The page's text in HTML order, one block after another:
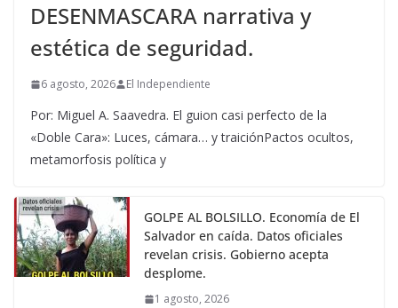
DESENMASCARA narrativa y
estética de seguridad.
6 agosto, 2026 El Independiente
Por: Miguel A. Saavedra. El guion casi perfecto de la
«Doble Cara»: Luces, cámara… y traiciónPactos ocultos,
metamorfosis política y
GOLPE AL BOLSILLO. Economía de El
Salvador en caída. Datos oficiales
revelan crisis. Gobierno acepta
desplome.
1 agosto, 2026